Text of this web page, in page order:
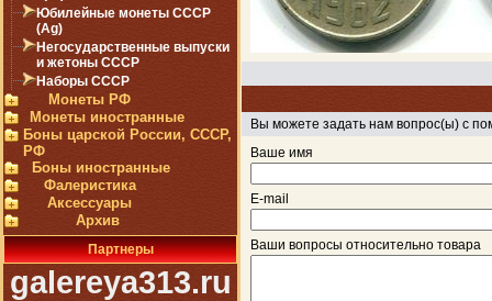
Юбилейные монеты СССР
(Ag)
Негосударственные выпуски
и жетоны СССР
Наборы СССР
Монеты РФ
Монеты иностранные
Боны царской России, СССР,
РФ
Боны иностранные
Фалеристика
Аксессуары
Архив
Партнеры
galereya313.ru
Вы можете задать нам вопрос(ы) с
Ваше имя
E-mail
Ваши вопросы относительно товара